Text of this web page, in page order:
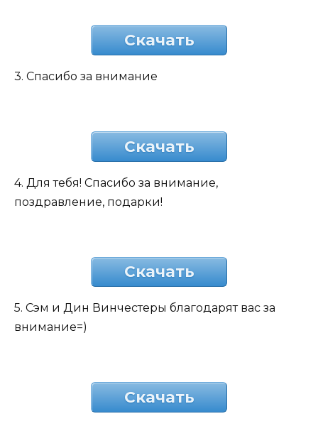
Скачать
3. Спасибо за внимание
Скачать
4. Для тебя! Спасибо за внимание,
поздравление, подарки!
Скачать
5. Сэм и Дин Винчестеры благодарят вас за
внимание=)
Скачать